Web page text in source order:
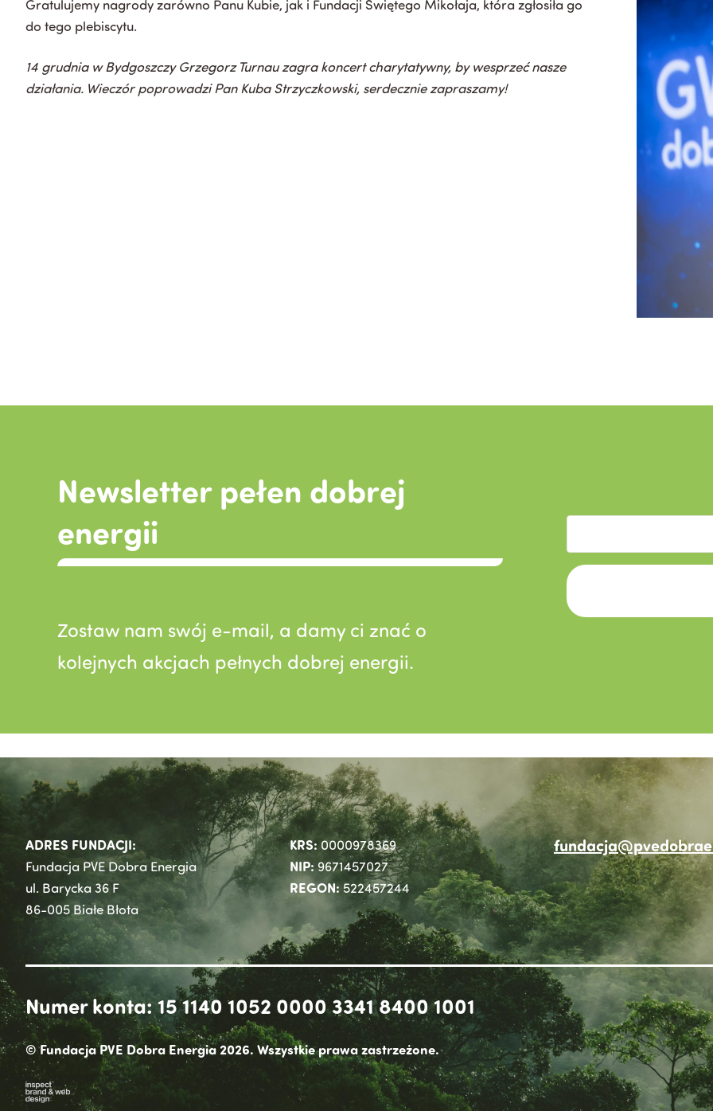
Gratulujemy nagrody zarówno Panu Kubie, jak i Fundacji Świętego Mikołaja, która zgłosiła go
do tego plebiscytu.
14 grudnia w Bydgoszczy Grzegorz Turnau zagra koncert charytatywny, by wesprzeć nasze
działania. Wieczór poprowadzi Pan Kuba Strzyczkowski, serdecznie zapraszamy!
Newsletter pełen dobrej
energii
Zostaw nam swój e-mail, a damy ci znać o
kolejnych akcjach pełnych dobrej energii.
ADRES FUNDACJI:
Fundacja PVE Dobra Energia
ul. Barycka 36 F
86-005 Białe Błota
KRS:0000978369
NIP: 9671457027
REGON:522457244
Numer konta: 15 1140 1052 0000 3341 8400 1001
© Fundacja PVE Dobra Energia 2026. Wszystkie prawa zastrzeżone.